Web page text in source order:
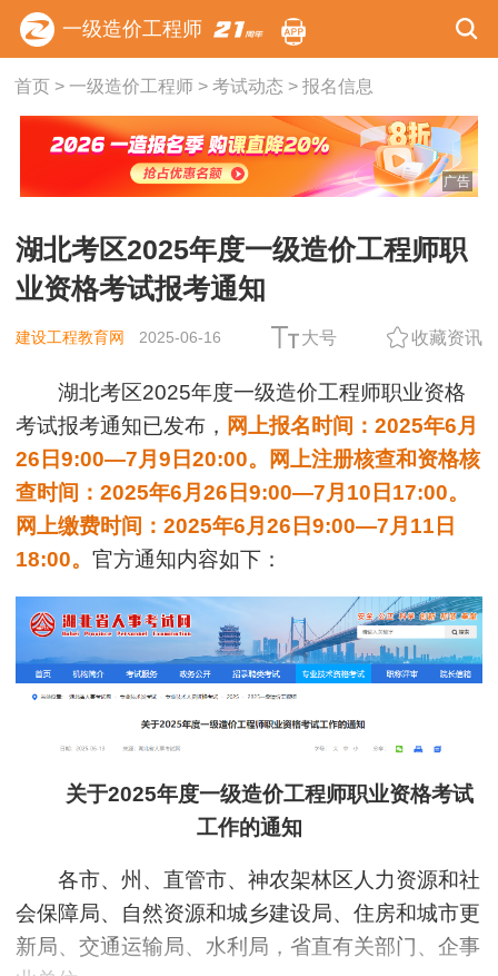
一级造价工程师
首页> 一级造价工程师> 考试动态 > 报名信息
广告
湖北考区2025年度一级造价工程师职
业资格考试报考通知
建设工程教育网 2025-06-16 大号 收藏资讯
湖北考区2025年度一级造价工程师职业资格
考试报考通知已发布， 网上报名时间：2025年6月
26日9:00—7月9日20:00。网上注册核查和资格核
查时间：2025年6月26日9:00—7月10日17:00。
网上缴费时间：2025年6月26日9:00—7月11日
18:00。官方通知内容如下：
关于2025年度一级造价工程师职业资格考试
工作的通知
各市、州、直管市、神农架林区人力资源和社
会保障局、自然资源和城乡建设局、住房和城市更
新局、交通运输局、水利局，省直有关部门、企事